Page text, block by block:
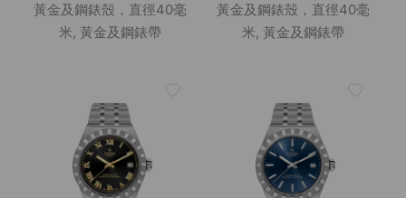
黃金及鋼錶殼，直徑40毫
米, 黃金及鋼錶帶
黃金及鋼錶殼，直徑40毫
米, 黃金及鋼錶帶